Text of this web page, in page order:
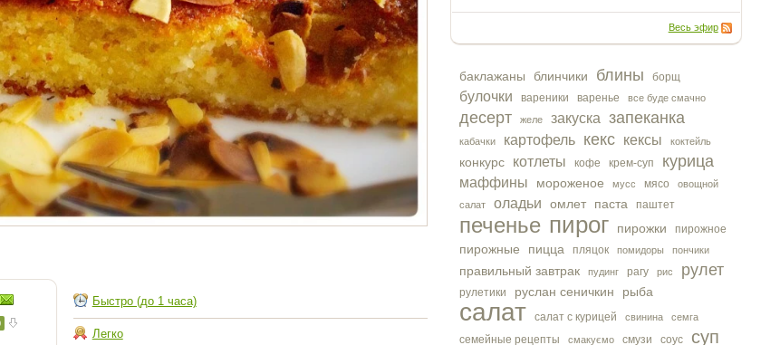
Весь эфир
баклажаны блинчики блины борщ
булочки вареники варенье все буде смачно
десерт желе закуска запеканка
кабачки картофель кекс кексы коктейль
конкурс котлеты кофе крем-суп курица
маффины мороженое мусс мясо
овощной
салат
оладьи омлет паста паштет
печенье пирог пирожки пирожное
пирожные пицца пляцок помидоры пончики
правильный завтрак пудинг рагу рис рулет
рулетики руслан сеничкин рыба
салат салат с курицей свинина семга
семейные рецепты смакуємо смузи соус суп
Быстро (до 1 часа)
Легко